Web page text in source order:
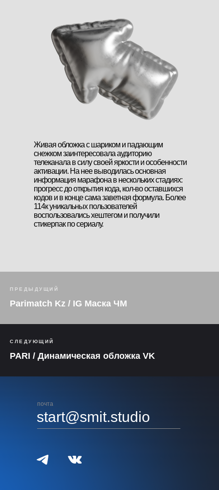
Живая обложка с шариком и падающим
снежком заинтересовала аудиторию
телеканала в силу своей яркости и особенности
активации. На нее выводилась основная
информация марафона в нескольких стадиях:
прогресс до открытия кода, кол-во оставшихся
кодов и в конце сама заветная формула. Более
114к уникальных пользователей
воспользовались хештегом и получили
стикерпак по сериалу.
ПРЕДЫДУЩИЙ
Parimatch Kz / IG Маска ЧМ
СЛЕДУЮЩИЙ
PARI / Динамическая обложка VK
почта
start@smit.studio